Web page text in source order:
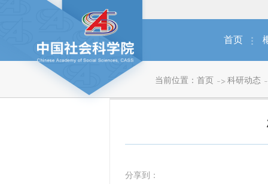
首页
当前位置： 首页 科研动态
分享到：